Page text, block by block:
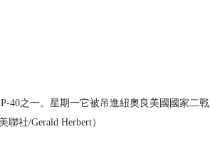
40之一。星期一它被吊進紐奧良美國國家二戰
社/Gerald Herbert）